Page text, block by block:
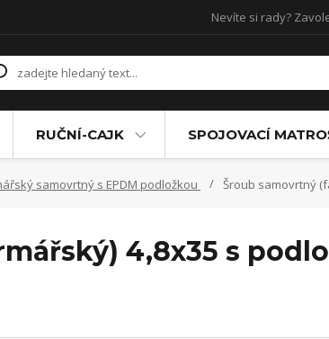
Nevíte si rady?
RUČNÍ-CAJK SPOJOVACÍ
samovrtný s EPDM podložkou Šroub samovrtný
4,8x35 s